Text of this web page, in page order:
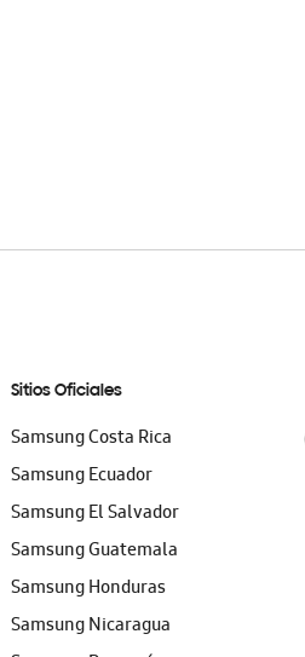
Sitios Oficiales
Samsung Costa Rica
Samsung Ecuador
Samsung El Salvador
Samsung Guatemala
Samsung Honduras
Samsung Nicaragua